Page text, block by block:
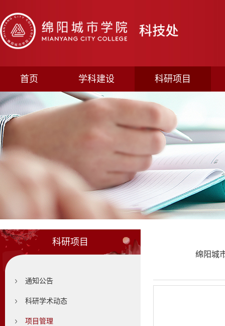
首页 学科建设 科研项目
科研项目
通知公告
科研学术动态
项目管理
绵阳城